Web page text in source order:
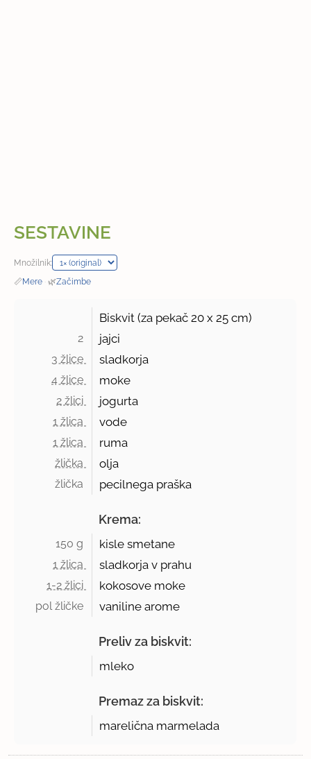
SESTAVINE
Množilnik:
📏Mere · 🌿Začimbe
Biskvit (za pekač20 x 25 cm)
2 jajci
3 žlice sladkorja
4 žlice moke
2 žlici jogurta
1 žlica vode
1 žlica ruma
žlička olja
žlička pecilnega praška
Krema:
150 g kisle smetane
1 žlica sladkorja v prahu
1-2 žlici kokosove moke
pol žličke vaniline arome
Preliv za biskvit:
mleko
Premaz za biskvit:
marelična marmelada